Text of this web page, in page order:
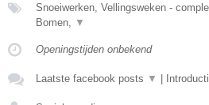
Snoeiwerken, Vellingsweken -
Bomen,
▼
Openingstijden onbekend
Laatste facebook posts ▼